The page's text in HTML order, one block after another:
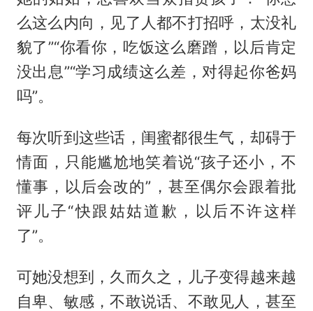
么这么内向，见了人都不打招呼，太没礼
貌了”“你看你，吃饭这么磨蹭，以后肯定
没出息”“学习成绩这么差，对得起你爸妈
吗”。
每次听到这些话，闺蜜都很生气，却碍于
情面，只能尴尬地笑着说“孩子还小，不
懂事，以后会改的”，甚至偶尔会跟着批
评儿子“快跟姑姑道歉，以后不许这样
了”。
可她没想到，久而久之，儿子变得越来越
自卑、敏感，不敢说话、不敢见人，甚至